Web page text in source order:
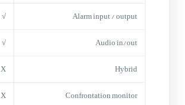
Alarm input / output
√
Audio in/out
√
Hybrid
X
Confrontation monitor
X